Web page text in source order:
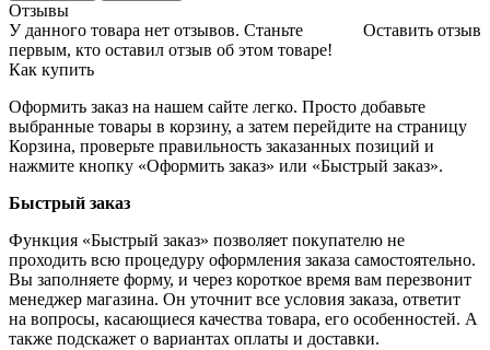
Отзывы
Оставить отзыв
У данного товара нет отзывов. Станьте
первым, кто оставил отзыв об этом товаре!
Как купить
Оформить заказ на нашем сайте легко. Просто добавьте
выбранные товары в корзину, а затем перейдите на страницу
Корзина, проверьте правильность заказанных позиций и
нажмите кнопку «Оформить заказ» или «Быстрый заказ».
Быстрый заказ
Функция «Быстрый заказ» позволяет покупателю не
проходить всю процедуру оформления заказа самостоятельно.
Вы заполняете форму, и через короткое время вам перезвонит
менеджер магазина. Он уточнит все условия заказа, ответит
на вопросы, касающиеся качества товара, его особенностей. А
также подскажет о вариантах оплаты и доставки.